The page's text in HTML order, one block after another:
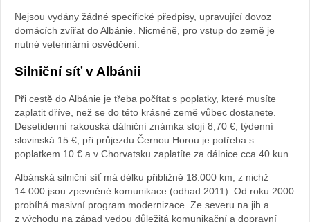
Nejsou vydány žádné specifické předpisy, upravující dovoz
domácích zvířat do Albánie. Nicméně, pro vstup do země je
nutné veterinární osvědčení.
Silniční síť v Albánii
Při cestě do Albánie je třeba počítat s poplatky, které musíte
zaplatit dříve, než se do této krásné země vůbec dostanete.
Desetidenní rakouská dálniční známka stojí 8,70 €, týdenní
slovinská 15 €, při průjezdu Černou Horou je potřeba s
poplatkem 10 € a v Chorvatsku zaplatíte za dálnice cca 40 kun.
Albánská silniční síť má délku přibližně 18.000 km, z nichž
14.000 jsou zpevněné komunikace (odhad 2011). Od roku 2000
probíhá masivní program modernizace. Ze severu na jih a
z východu na západ vedou důležitá komunikační a dopravní